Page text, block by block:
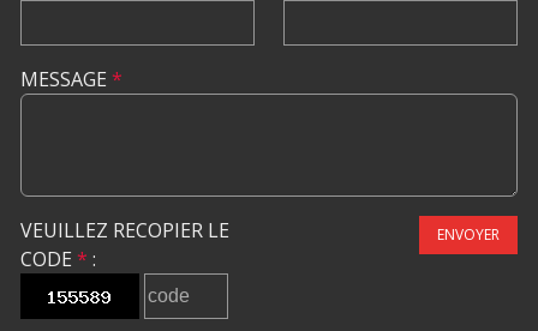
MESSAGE *
VEUILLEZ RECOPIER LE
CODE * :
ENVOYER